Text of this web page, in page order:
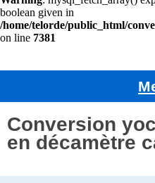
Conversion
en décamètre